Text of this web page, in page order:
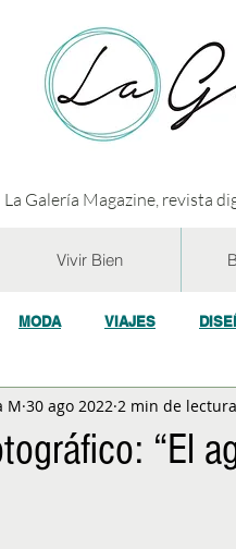
La Galería Magazine, revista
Vivir Bien
MODA VIAJES
TECNOLOGÍA ECO
“El
M 30 ago 2022 2 min de lectura